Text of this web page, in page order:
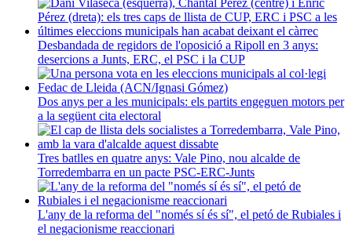
Desbandada de regidors de l'oposició a Ripoll en 3 anys:
desercions a Junts, ERC, el PSC i la CUP
Dos anys per a les municipals: els partits engeguen motors per
a la següent cita electoral
Tres batlles en quatre anys: Vale Pino, nou alcalde de
Torredembarra en un pacte PSC-ERC-Junts
L'any de la reforma del "només sí és sí", el petó de Rubiales i
el negacionisme reaccionari